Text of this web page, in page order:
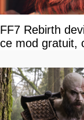
FF7 Rebirth
ce mod gratuit,